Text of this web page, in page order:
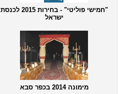
"חמישי פוליטי" - בחירות 2015 לכנסת
ישראל
מימונה 2014 בכפר סבא